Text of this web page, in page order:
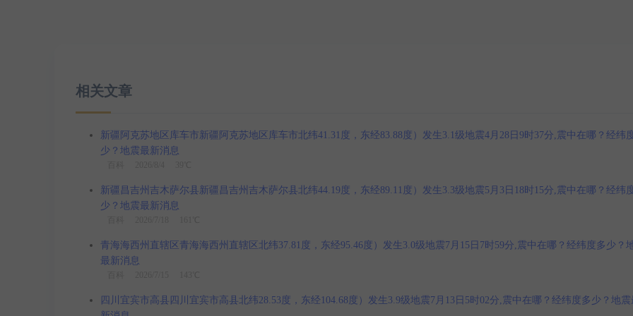
相关文章
新疆阿克苏地区库车市新疆阿克苏地区库车市北纬41.31度，东经83.88度）发生3.1级地震4月28日9时37分,震中在哪？经纬
少？地震最新消息
新疆昌吉州吉木萨尔县新疆昌吉州吉木萨尔县北纬44.19度，东经89.11度）发生3.3级地震5月3日18时15分,震中在哪？经纬
少？地震最新消息
青海海西州直辖区青海海西州直辖区北纬37.81度，东经95.46度）发生3.0级地震7月15日7时59分,震中在哪？经纬度多少？
最新消息
四川宜宾市高县四川宜宾市高县北纬28.53度，东经104.68度）发生3.9级地震7月13日5时02分,震中在哪？经纬度多少？地震